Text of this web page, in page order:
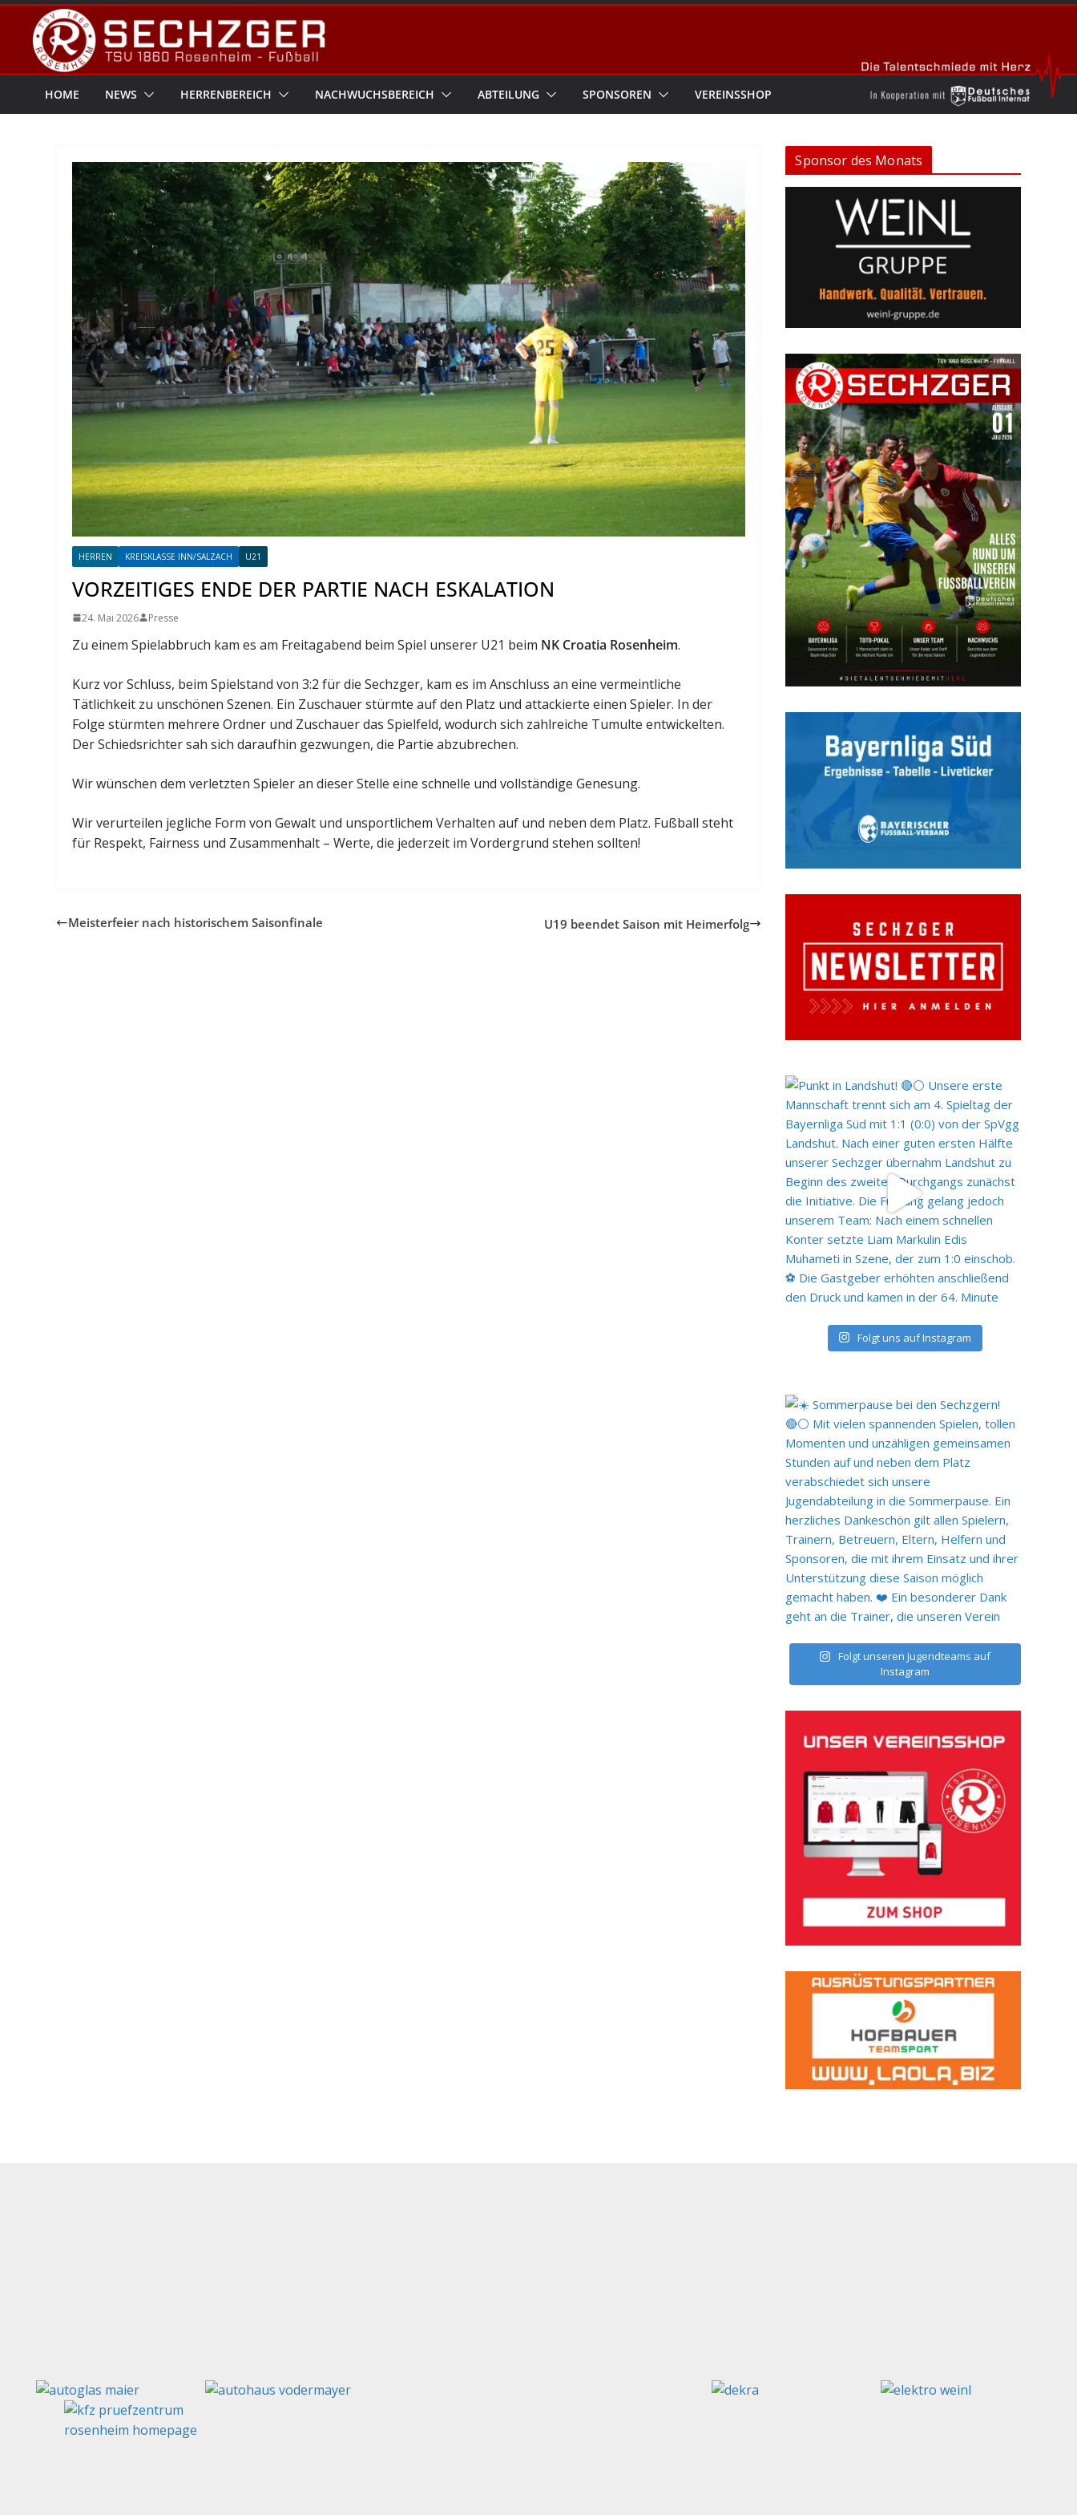
Zum
Inhalt
springen
HOME NEWS HERRENBEREICH NACHWUCHSBEREICH ABTEILUNG SPONSOREN VEREINSSHOP
HERREN KREISKLASSE INN/SALZACH U21
VORZEITIGES ENDE DER PARTIE NACH ESKALATION
24. Mai 2026 Presse
Zu einem Spielabbruch kam es am Freitagabend beim Spiel unserer U21 beim NK Croatia Rosenheim.
Kurz vor Schluss, beim Spielstand von 3:2 für die Sechzger, kam es im Anschluss an eine vermeintliche
Tätlichkeit zu unschönen Szenen. Ein Zuschauer stürmte auf den Platz und attackierte einen Spieler. In der
Folge stürmten mehrere Ordner und Zuschauer das Spielfeld, wodurch sich zahlreiche Tumulte entwickelten.
Der Schiedsrichter sah sich daraufhin gezwungen, die Partie abzubrechen.
Wir wünschen dem verletzten Spieler an dieser Stelle eine schnelle und vollständige Genesung.
Wir verurteilen jegliche Form von Gewalt und unsportlichem Verhalten auf und neben dem Platz. Fußball steht
für Respekt, Fairness und Zusammenhalt – Werte, die jederzeit im Vordergrund stehen sollten!
Meisterfeier nach historischem Saisonfinale U19 beendet Saison mit Heimerfolg
Sponsor des Monats
Folgt uns auf Instagram
Folgt unseren Jugendteams auf
Instagram